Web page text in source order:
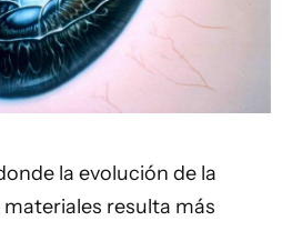
la evolución de la
resulta más